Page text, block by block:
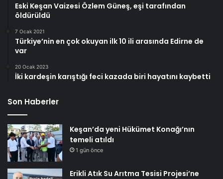
Eski Keşan Vaizesi Özlem Güneş, eşi tarafından
öldürüldü
7 Ocak 2021
Türkiye’nin en çok okuyan ilk 10 ili arasında Edirne de
var
20 Ocak 2023
İki kardeşin karıştığı feci kazada biri hayatını kaybetti
Son Haberler
Keşan’da yeni Hükümet Konağı’nın
temeli atıldı
1 gün önce
Erikli Atık Su Arıtma Tesisi Projesi’ne